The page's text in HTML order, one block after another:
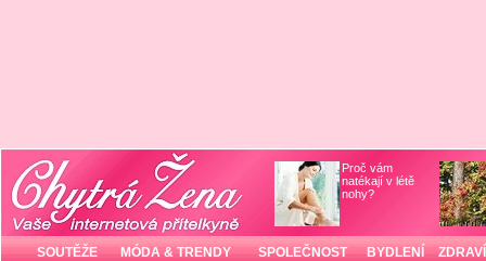
Proč vám
natékají v létě
nohy?
SOUTĚŽE MÓDA & TRENDY SPOLEČNOST BYDLENÍ ZDRAVÍ